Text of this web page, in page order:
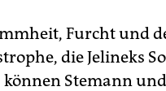
Furcht und
die Jelineks
Stemann